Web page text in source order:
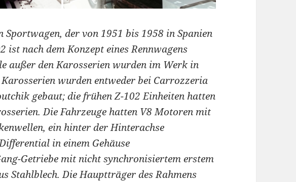
Sportwagen, der von 1951 bis 1958 in Spanien
ist nach dem Konzept eines Rennwagens
außer den Karosserien wurden im Werk in
wurden entweder bei Carrozzeria
gebaut; die frühen Z-102 Einheiten hatten
Die Fahrzeuge hatten V8 Motoren mit
ein hinter der Hinterachse
in einem Gehäuse
Getriebe mit nicht synchronisiertem erstem
Stahlblech. Die Hauptträger des Rahmens